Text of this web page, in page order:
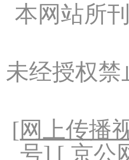
本网站所
未经授权
[网上传播
号] [ 京公